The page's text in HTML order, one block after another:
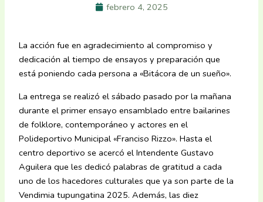
febrero 4, 2025
La acción fue en agradecimiento al compromiso y
dedicación al tiempo de ensayos y preparación que
está poniendo cada persona a «Bitácora de un sueño».
La entrega se realizó el sábado pasado por la mañana
durante el primer ensayo ensamblado entre bailarines
de folklore, contemporáneo y actores en el
Polideportivo Municipal «Franciso Rizzo». Hasta el
centro deportivo se acercó el Intendente Gustavo
Aguilera que les dedicó palabras de gratitud a cada
uno de los hacedores culturales que ya son parte de la
Vendimia tupungatina 2025. Además, las diez